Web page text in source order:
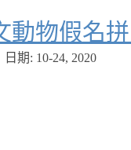
動物假名
日期: 10-24, 2020